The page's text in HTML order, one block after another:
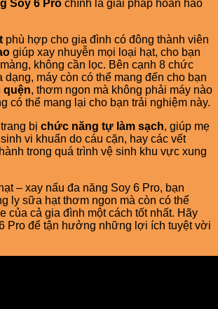
Soy 6 Pro chính là giải pháp hoàn hảo
phù hợp cho gia đình có đông thành viên
giúp xay nhuyễn mọi loại hạt, cho bạn
không cần lọc. Bên cạnh 8 chức
dạng, máy còn có thể mang đến cho bạn
quện, thơm ngon mà không phải máy nào
có thể mang lại cho bạn trải nghiệm này.
bị chức năng tự làm sạch, giúp mẹ
vi khuẩn do cáu cặn, hay các vết
trong quá trình vệ sinh khu vực xung
– xay nấu đa năng Soy 6 Pro, bạn
ly sữa hạt thơm ngon mà còn có thể
của cả gia đình một cách tốt nhất. Hãy
Pro để tận hưởng những lợi ích tuyệt vời